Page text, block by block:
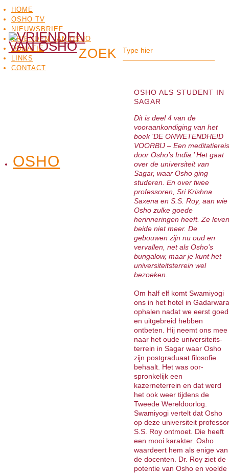
HOME
OSHO TV
NIEUWSBRIEF
VRIENDEN VAN OSHO
DONATIE
LINKS
CONTACT
OSHOOSHO MEDITATIE
OSHO ALS STUDENT IN
SAGAR
Dit is deel 4 van de
vooraankondiging van het
boek ‘DE ONWETENDHEID
VOORBIJ – Een meditatiereis
door Osho’s India.’ Het gaat
over de universiteit van
Sagar, waar Osho ging
studeren. En over twee
professoren, Sri Krishna
Saxena en S.S. Roy, aan wie
Osho zulke goede
herinneringen heeft. Ze leven
beide niet meer. De
gebouwen zijn nu oud en
vervallen, net als Osho’s
bungalow, maar je kunt het
universiteitsterrein wel
bezoeken.
Om half elf komt Swamiyogi
ons in het hotel in Gadarwara
ophalen nadat we eerst goed
en uitgebreid hebben
ontbeten. Hij neemt ons mee
naar het oude universiteits­
terrein in Sagar waar Osho
zijn postgraduaat filosofie
behaalt. Het was oor­
spronkelijk een
kazerneterrein en dat werd
het ook weer tijdens de
Tweede Wereldoorlog.
Swamiyogi vertelt dat Osho
op deze universiteit professor
S.S. Roy ontmoet. Die heeft
een mooi karakter. Osho
waardeert hem als enige van
de docenten. Dr. Roy ziet de
potentie van Osho en voelde